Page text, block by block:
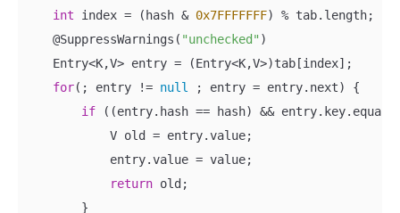
int index = (hash & 0x7FFFFFFF) % tab.length;
    @SuppressWarnings(
"unchecked" )
    Entry<K,V> entry = (Entry<K,V>)tab[index];
for(; entry != null ; entry = entry.next) {
if ((entry.hash == hash) &&
            V old = entry.value;
            entry.value = value;
return old;
        }